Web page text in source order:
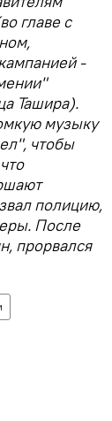
главе с
-
Ташира).
музыку
чтобы
полицию,
После
прорвался